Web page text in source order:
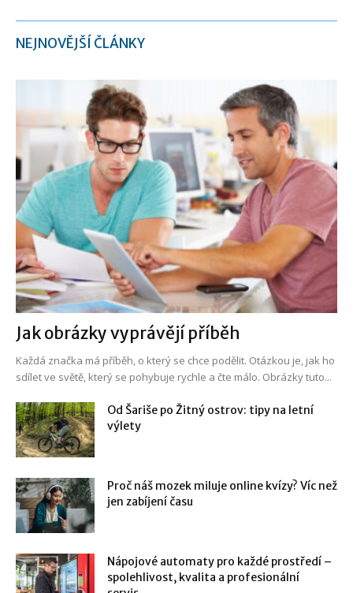
NEJNOVĚJŠÍ ČLÁNKY
Jak obrázky vyprávějí příběh
Každá značka má příběh, o který se chce podělit. Otázkou je, jak ho
sdílet ve světě, který se pohybuje rychle a čte málo. Obrázky tuto...
Od Šariše po Žitný ostrov: tipy na letní
výlety
Proč náš mozek miluje online kvízy? Víc než
jen zabíjení času
Nápojové automaty pro každé prostředí –
spolehlivost, kvalita a profesionální